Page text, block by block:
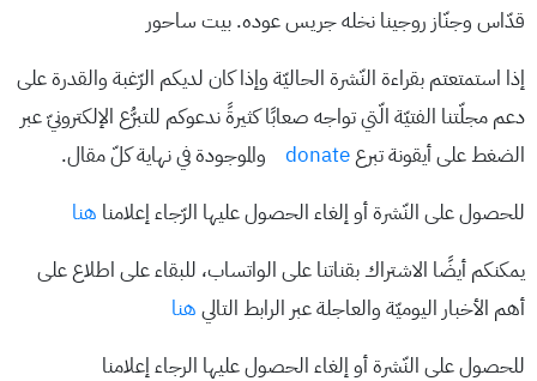
قدّاس وجنّاز روجينا نخله جريس عوده. بيت ساحور
إذا استمتعتم بقراءة النّشرة الحاليّة وإذا كان لديكم الرّغبة والقدرة على
دعم مجلّتنا الفتيّة الّتي تواجه صعابًا كثيرةً ندعوكم للتبرُّع الإلكترونيّ عبر
الضغط على أيقونة تبرعdonate والموجودة في نهاية كلّ مقال.
للحصول على النّشرة أو إلغاء الحصول عليها الرّجاء إعلامنا هنا
يمكنكم أيضًا الاشتراك بقناتنا على الواتساب، للبقاء على اطلاع على
أهم الأخبار اليوميّة والعاجلة عبر الرابط التالي هنا
للحصول على النّشرة أو إلغاء الحصول عليها الرجاء إعلامنا